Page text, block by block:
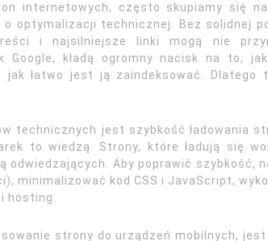
internetowych, często skupiamy się
optymalizacji technicznej. Bez solidnej
i najsilniejsze linki mogą nie
Google, kładą ogromny nacisk na to,
jak łatwo jest ją zaindeksować.
technicznych jest szybkość ładowania
to wiedzą. Strony, które ładują się
odwiedzających. Aby poprawić szybkość,
minimalizować kod CSS i JavaScript,
hosting.
strony do urządzeń mobilnych,